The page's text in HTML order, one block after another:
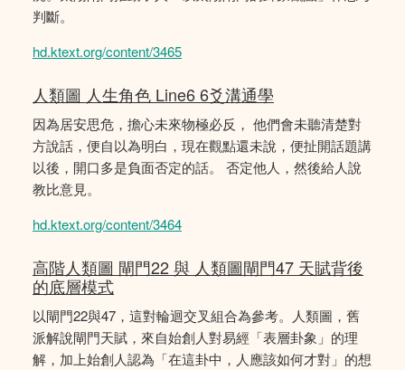
判斷。
hd.ktext.org/content/3465
人類圖 人生角色 Line6 6爻溝通學
因為居安思危，擔心未來物極必反， 他們會未聽清楚對
方說話，便自以為明白，現在觀點還未說，便扯開話題講
以後，開口多是負面否定的話。 否定他人，然後給人說
教比意見。
hd.ktext.org/content/3464
高階人類圖 閘門22 與 人類圖閘門47 天賦背後
的底層模式
以閘門22與47，這對輪迴交叉組合為參考。人類圖，舊
派解說閘門天賦，來自始創人對易經「表層卦象」的理
解，加上始創人認為「在這卦中，人應該如何才對」的想